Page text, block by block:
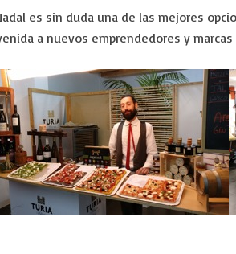
es sin duda una de las mejores
a nuevos emprendedores y